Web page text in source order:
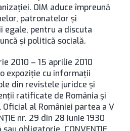
OIM aduce împreună
patronatelor şi
egale, pentru a discuta
şi politică socială.
2010 – 15 aprilie 2010
expoziţie cu informaţii
din revistele juridce şi
ratificate de România şi
al României partea a V
nr. 29 din 28 iunie 1930